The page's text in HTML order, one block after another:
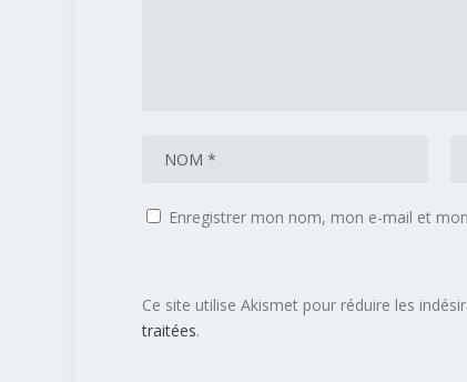
Enregistrer mon nom, mon e-mail et
Ce site utilise Akismet pour réduire les
traitées.